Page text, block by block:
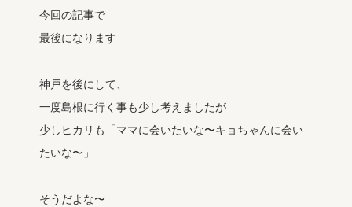
今回の記事で
最後になります
神戸を後にして、
一度島根に行く事も少し考えましたが
少しヒカリも「ママに会いたいな〜キョちゃんに会い
たいな〜」
そうだよな〜